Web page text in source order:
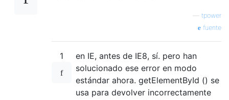
tpower
fuente
1
en IE, antes de IE8, sí. pero han
solucionado ese error en modo
estándar ahora. getElementById () se
usa para devolver incorrectamente